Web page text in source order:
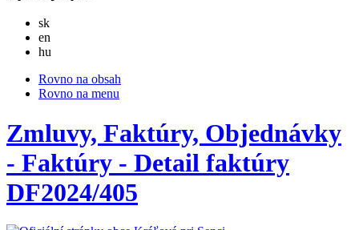
skSlovensky
en
hu
Rovno na obsah
Rovno na menu
Zmluvy, Faktúry, Objednávky
- Faktúry - Detail faktúry
DF2024/405